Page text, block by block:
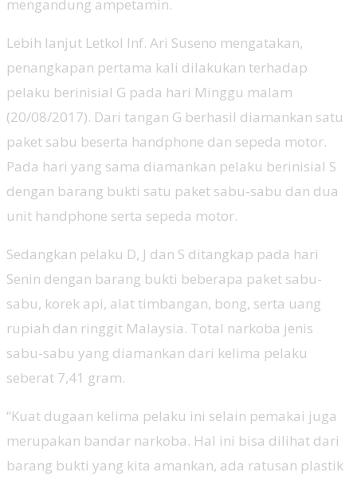
mengandung ampetamin.
Lebih lanjut Letkol Inf. Ari Suseno mengatakan,
penangkapan pertama kali dilakukan terhadap
pelaku berinisial G pada hari Minggu malam
(20/08/2017). Dari tangan G berhasil diamankan satu
paket sabu beserta handphone dan sepeda motor.
Pada hari yang sama diamankan pelaku berinisial S
dengan barang bukti satu paket sabu-sabu dan dua
unit handphone serta sepeda motor.
Sedangkan pelaku D, J dan S ditangkap pada hari
Senin dengan barang bukti beberapa paket sabu-
sabu, korek api, alat timbangan, bong, serta uang
rupiah dan ringgit Malaysia. Total narkoba jenis
sabu-sabu yang diamankan dari kelima pelaku
seberat 7,41 gram.
“Kuat dugaan kelima pelaku ini selain pemakai juga
merupakan bandar narkoba. Hal ini bisa dilihat dari
barang bukti yang kita amankan, ada ratusan plastik